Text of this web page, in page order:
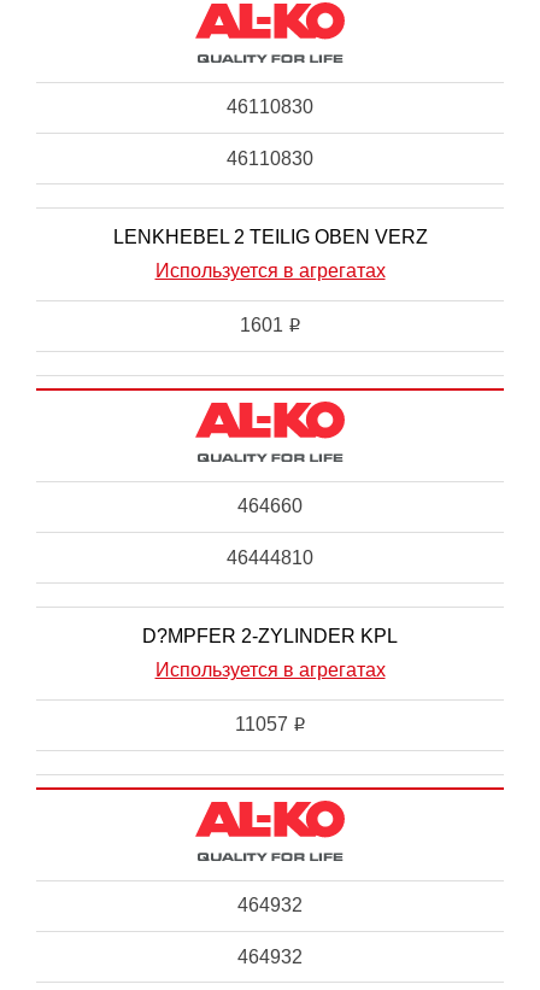
46110830
46110830
LENKHEBEL 2 TEILIG OBEN VERZ
Используется в агрегатах
1601 i
464660
46444810
D?MPFER 2-ZYLINDER KPL
Используется в агрегатах
11057 i
464932
464932